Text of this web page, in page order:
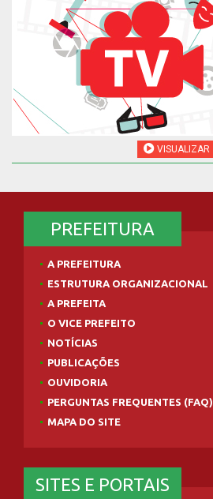
VISUALIZAR
PREFEITURA
A PREFEITURA
ESTRUTURA ORGANIZACIONAL
A PREFEITA
O VICE PREFEITO
NOTÍCIAS
PUBLICAÇÕES
OUVIDORIA
PERGUNTAS FREQUENTES (FAQ)
MAPA DO SITE
SITES E PORTAIS